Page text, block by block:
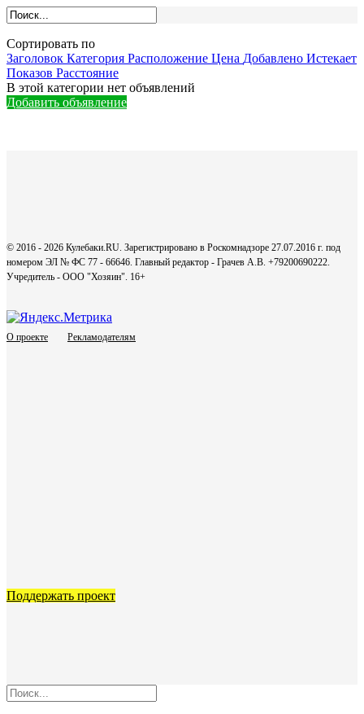
Сортировать по
Заголовок Категория Расположение Цена Добавлено Истекает
Показов Расстояние
В этой категории нет объявлений
Добавить объявление
© 2016 - 2026 Кулебаки.RU. Зарегистрировано в Роскомнадзоре 27.07.2016 г. под
номером ЭЛ № ФС 77 - 66646. Главный редактор - Грачев А.В. +79200690222.
Учредитель - ООО "Хозяин". 16+
О проекте Рекламодателям
Поддержать проект